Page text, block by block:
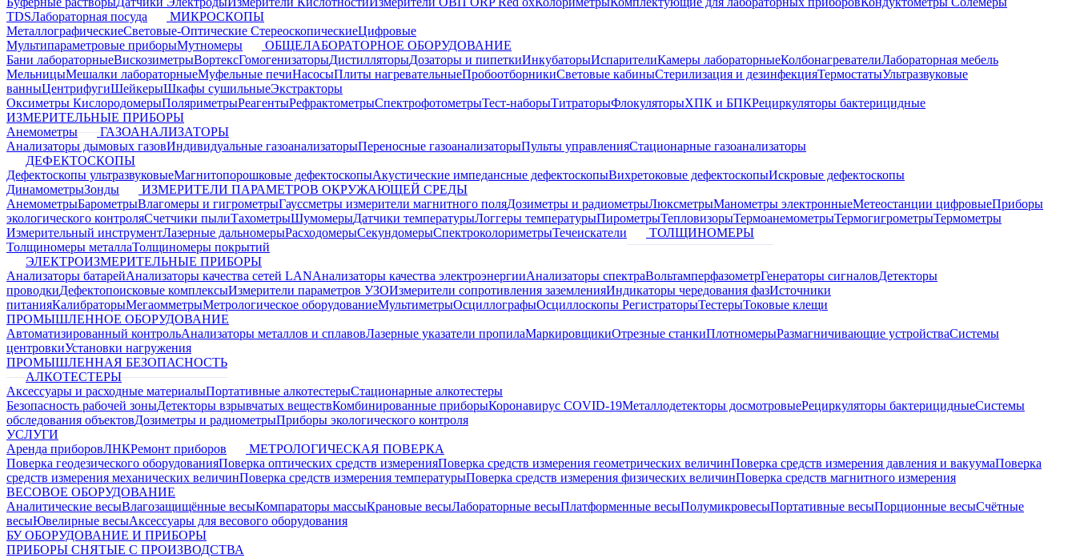
TDSЛабораторная посуда
МИКРОСКОПЫ
МеталлографическиеСветовые-ОптическиеСтереоскопическиеЦифровые
Мультипараметровые приборыМутномеры
ОБЩЕЛАБОРАТОРНОЕ ОБОРУДОВАНИЕ
Бани лабораторныеВискозиметрыВортексГомогенизаторыДистилляторыДозаторы и пипеткиИнкубаторыИспарителиКамеры лабораторныеКолбонагревателиЛабораторная мебель
МельницыМешалки лабораторныеМуфельные печиНасосыПлиты нагревательныеПробоотборникиСветовые кабиныСтерилизация и дезинфекцияТермостатыУльтразвуковые
ванныЦентрифугиШейкерыШкафы сушильныеЭкстракторы
Оксиметры КислородомерыПоляриметрыРеагентыРефрактометрыСпектрофотометрыТест-наборыТитраторыФлокуляторыХПК и БПКРециркуляторы бактерицидные
ИЗМЕРИТЕЛЬНЫЕ ПРИБОРЫ
Анемометры
ГАЗОАНАЛИЗАТОРЫ
Анализаторы дымовых газовИндивидуальные газоанализаторыПереносные газоанализаторыПульты управленияСтационарные газоанализаторы
ДЕФЕКТОСКОПЫ
Дефектоскопы ультразвуковыеМагнитопорошковые дефектоскопыАкустические импедансные дефектоскопыВихретоковые дефектоскопыИскровые дефектоскопы
ДинамометрыЗонды
ИЗМЕРИТЕЛИ ПАРАМЕТРОВ ОКРУЖАЮЩЕЙ СРЕДЫ
АнемометрыБарометрыВлагомеры и гигрометрыГауссметры измерители магнитного поляДозиметры и радиометрыЛюксметрыМанометры электронныеМетеостанции цифровыеПриборы
экологического контроляСчетчики пылиТахометрыШумомерыДатчики температурыЛоггеры температурыПирометрыТепловизорыТермоанемометрыТермогигрометрыТермометры
Измерительный инструментЛазерные дальномерыРасходомерыСекундомерыСпектроколориметрыТечеискатели
ТОЛЩИНОМЕРЫ
Толщиномеры металлаТолщиномеры покрытий
ЭЛЕКТРОИЗМЕРИТЕЛЬНЫЕ ПРИБОРЫ
Анализаторы батарейАнализаторы качества сетей LANАнализаторы качества электроэнергииАнализаторы спектраВольтамперфазометрГенераторы сигналовДетекторы
проводкиДефектопоисковые комплексыИзмерители параметров УЗОИзмерители сопротивления заземленияИндикаторы чередования фазИсточники
питанияКалибраторыМегаомметрыМетрологическое оборудованиеМультиметрыОсциллографыОсциллоскопы РегистраторыТестерыТоковые клещи
ПРОМЫШЛЕННОЕ ОБОРУДОВАНИЕ
Автоматизированный контрольАнализаторы металлов и сплавовЛазерные указатели пропилаМаркировщикиОтрезные станкиПлотномерыРазмагничивающие устройстваСистемы
центровкиУстановки нагружения
ПРОМЫШЛЕННАЯ БЕЗОПАСНОСТЬ
АЛКОТЕСТЕРЫ
Аксессуары и расходные материалыПортативные алкотестерыСтационарные алкотестеры
Безопасность рабочей зоныДетекторы взрывчатых веществКомбинированные приборыКоронавирус COVID-19Металлодетекторы досмотровыеРециркуляторы бактерицидныеСистемы
обследования объектовДозиметры и радиометрыПриборы экологического контроля
УСЛУГИ
Аренда приборовЛНКРемонт приборов
МЕТРОЛОГИЧЕСКАЯ ПОВЕРКА
Поверка геодезического оборудованияПоверка оптических средств измеренияПоверка средств измерения геометрических величинПоверка средств измерения давления и вакуумаПоверка
средств измерения механических величинПоверка средств измерения температурыПоверка средств измерения физических величинПоверка средств магнитного измерения
ВЕСОВОЕ ОБОРУДОВАНИЕ
Аналитические весыВлагозащищённые весыКомпараторы массыКрановые весыЛабораторные весыПлатформенные весыПолумикровесыПортативные весыПорционные весыСчётные
весыЮвелирные весыАксессуары для весового оборудования
БУ ОБОРУДОВАНИЕ И ПРИБОРЫ
ПРИБОРЫ СНЯТЫЕ С ПРОИЗВОДСТВА